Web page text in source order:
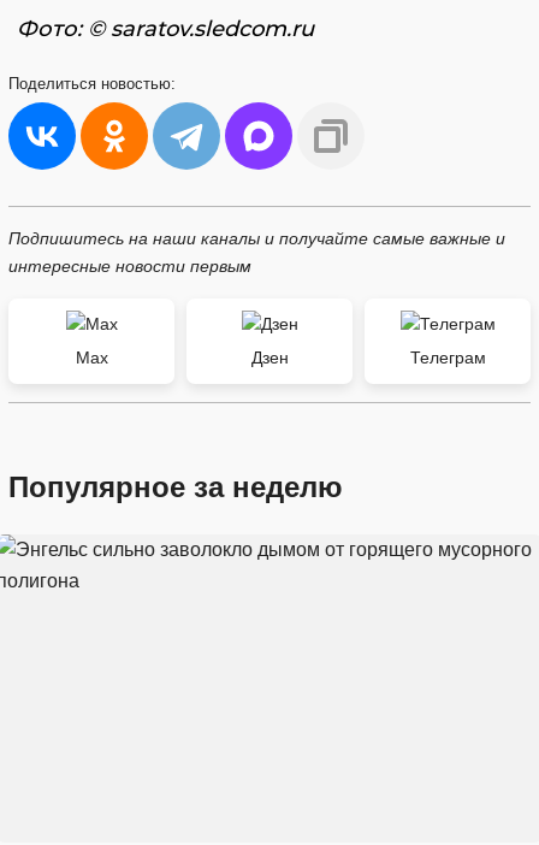
Фото: © saratov.sledcom.ru
Поделиться новостью:
Подпишитесь на наши каналы и получайте самые важные и
интересные новости первым
Max Дзен Телеграм
Популярное за неделю